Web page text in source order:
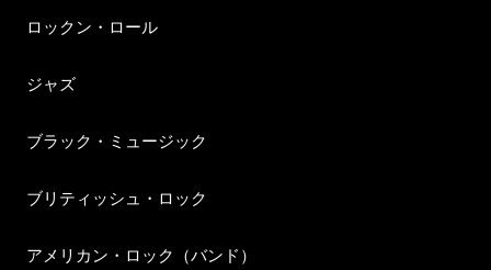
ロックン・ロール
ジャズ
ブラック・ミュージック
ブリティッシュ・ロック
アメリカン・ロック（バンド）